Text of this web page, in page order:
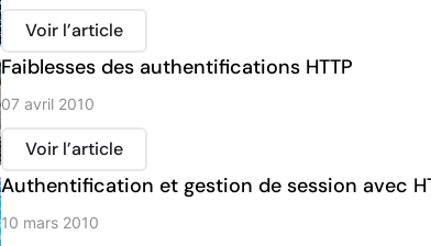
Voir l’article
Faiblesses des authentifications HTTP
07 avril 2010
Voir l’article
Authentification et gestion de session avec
10 mars 2010